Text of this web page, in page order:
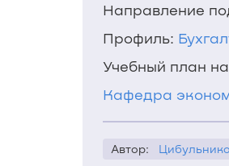
Направление
Профиль:
Учебный план
Кафедра
Автор: